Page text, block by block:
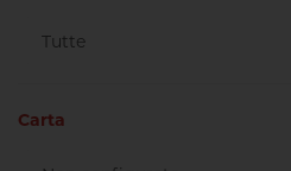
Carta